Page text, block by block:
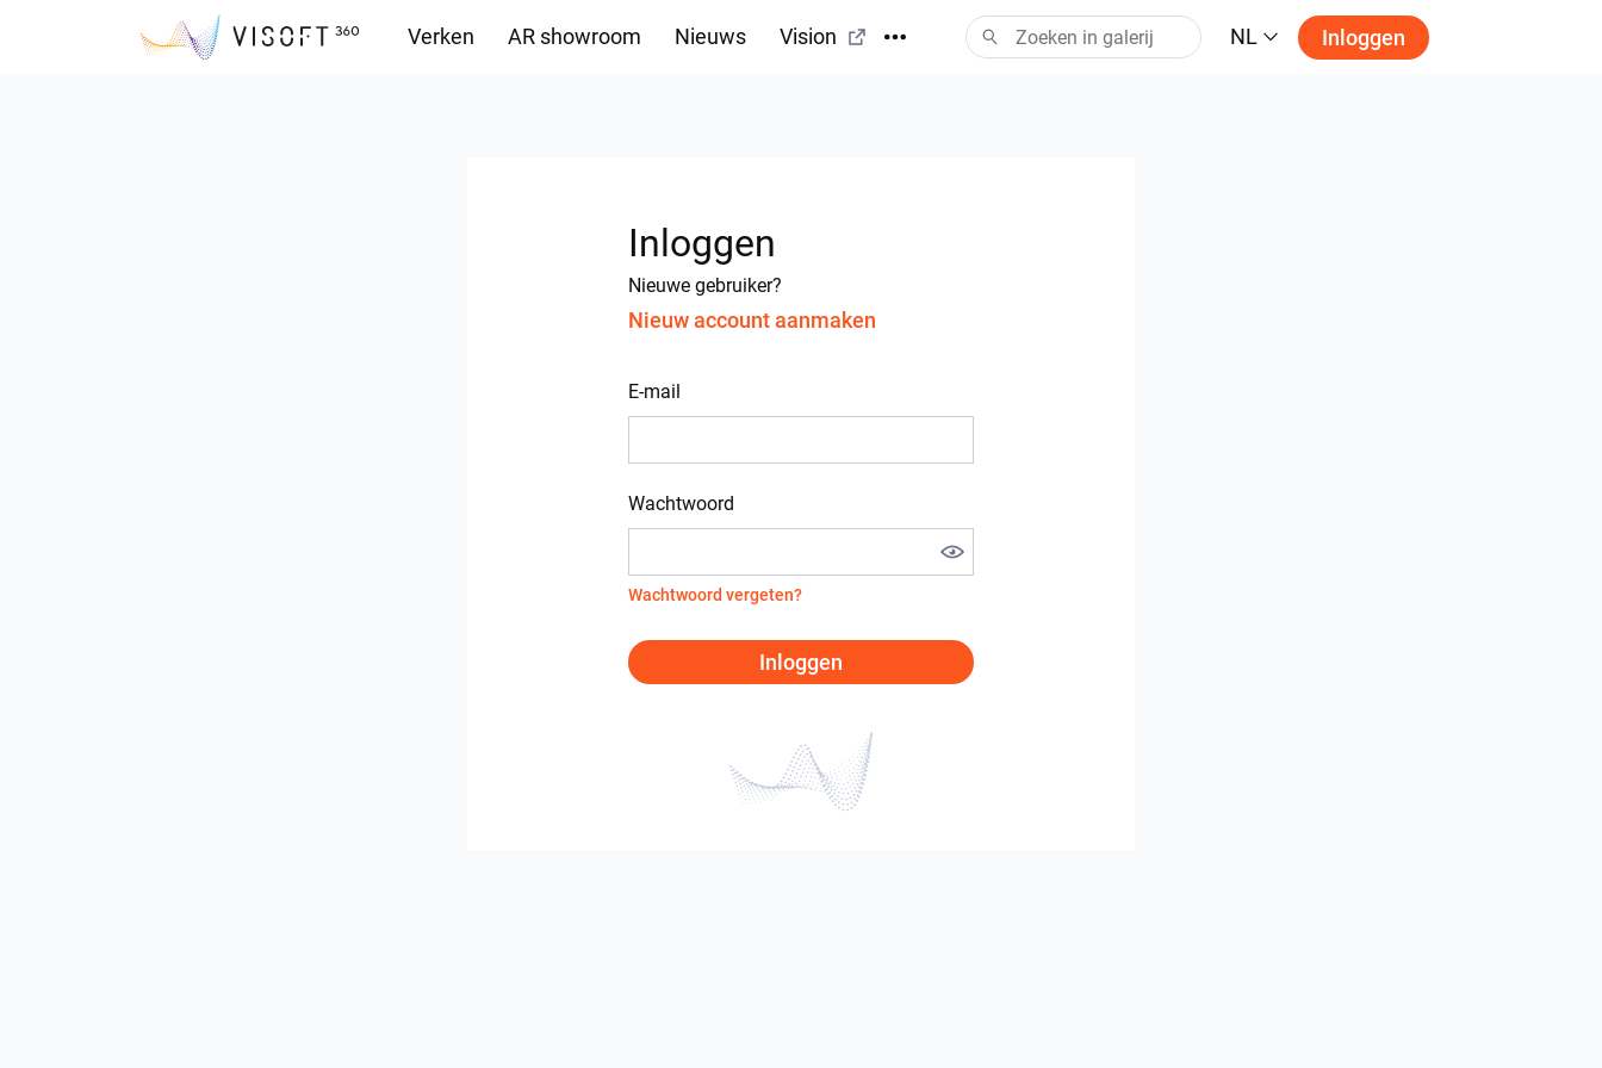
Verken AR showroom Nieuws Vision NL Inloggen
Inloggen
Nieuwe gebruiker?
Nieuw account aanmaken
E-mail
Wachtwoord
Wachtwoord vergeten?
Inloggen